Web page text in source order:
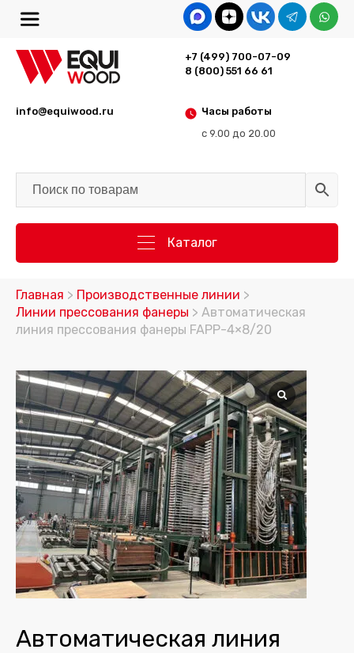
+7 (499) 700-07-09
8 (800) 551 66 61
Часы работы
с 9.00 до 20.00
info@equiwood.ru
Каталог
Главная > Производственные линии >
Линии прессования фанеры > Автоматическая
линия прессования фанеры FAPP-4×8/20
Автоматическая линия